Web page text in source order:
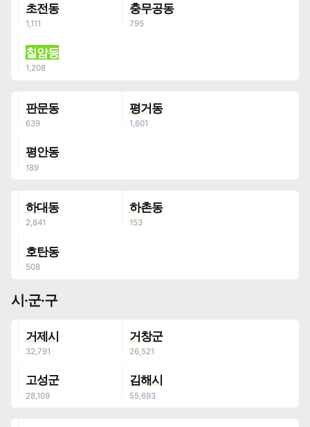
초전동 충무공동
칠암동
판문동 평거동
평안동
하대동 하촌동
호탄동
시·군·구
거제시 거창군
고성군 김해시